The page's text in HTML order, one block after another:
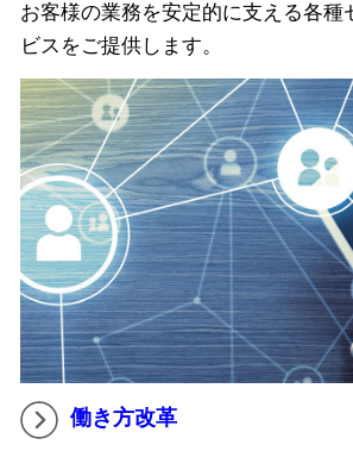
お客様の業務を安定的に支える各種
ビスをご提供します。
働き方改革